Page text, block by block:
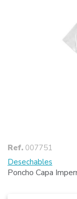
Ref. 007751
Desechables
Poncho Capa